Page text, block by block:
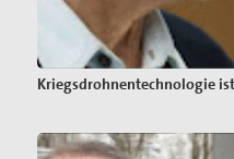
Kriegsdrohnentechnologie